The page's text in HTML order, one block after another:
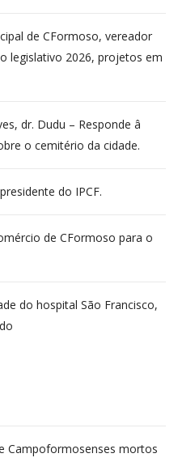
de CFormoso, vereador
legislativo 2026, projetos em
dr. Dudu – Responde â
o cemitério da cidade.
do IPCF.
de CFormoso para o
do hospital São Francisco,
Campoformosenses mortos